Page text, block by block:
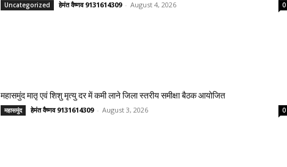
Uncategorized हेमंत वैष्णव 9131614309 - August 4, 2026 0
महासमुंद मातृ एवं शिशु मृत्यु दर में कमी लाने जिला स्तरीय समीक्षा बैठक आयोजित
महासमुंद हेमंत वैष्णव 9131614309 - August 3, 2026 0